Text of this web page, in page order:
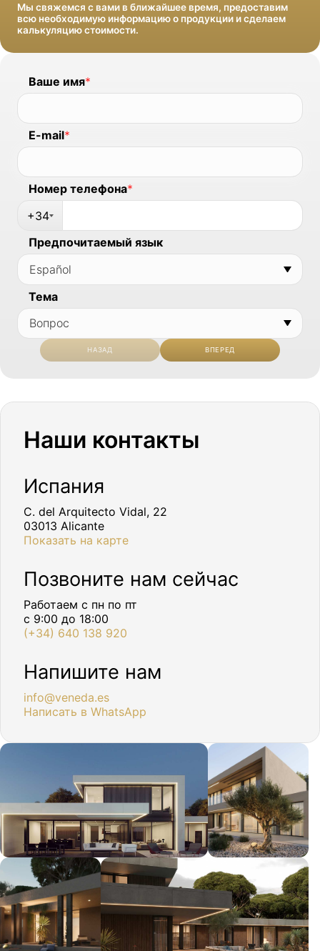
Мы свяжемся с вами в ближайшее время, предоставим
всю необходимую информацию о продукции и сделаем
калькуляцию стоимости.
Ваше имя*
E-mail*
Номер телефона*
+34
Предпочитаемый язык
Тема
НАЗАД ВПЕРЕД
Наши контакты
Испания
C. del Arquitecto Vidal, 22
03013 Alicante
Показать на карте
Позвоните нам сейчас
Работаем с пн по пт
с 9:00 до 18:00
(+34) 640 138 920
Напишите нам
info@veneda.es
Написать в WhatsApp